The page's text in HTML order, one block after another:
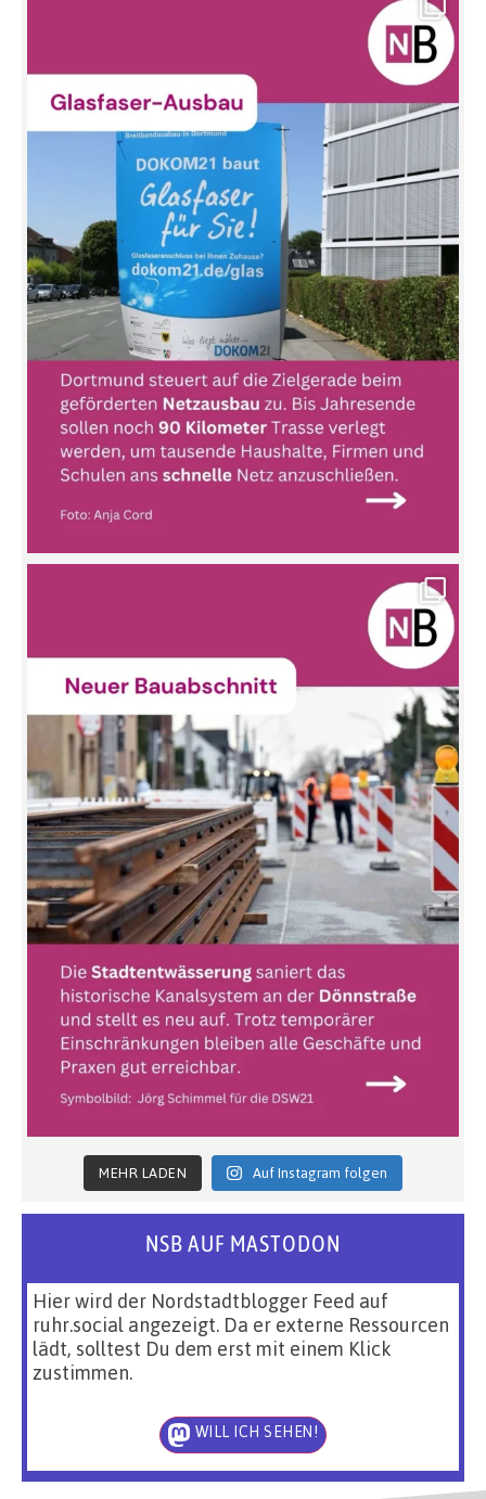
MEHR LADEN Auf Instagram folgen
NSB AUF MASTODON
Hier wird der Nordstadtblogger Feed auf
ruhr.social angezeigt. Da er externe Ressourcen
lädt, solltest Du dem erst mit einem Klick
zustimmen.
WILL ICH SEHEN!